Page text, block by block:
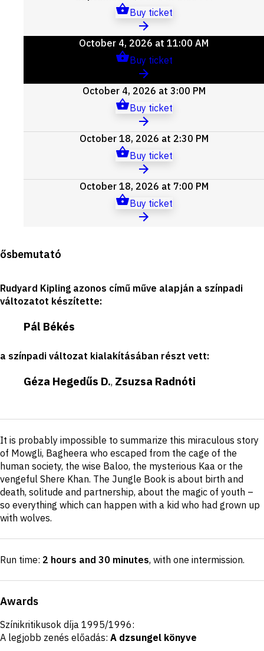
Buy ticket
October 4, 2026 at 11:00 AM
Buy ticket
October 4, 2026 at 3:00 PM
Buy ticket
October 18, 2026 at 2:30 PM
Buy ticket
October 18, 2026 at 7:00 PM
Buy ticket
Production
details
ősbemutató
Rudyard Kipling azonos című műve alapján a színpadi
változatot készítette:
Pál Békés
a színpadi változat kialakításában részt vett:
Géza Hegedűs D., Zsuzsa Radnóti
Short
description
It is probably impossible to summarize this miraculous story
of Mowgli, Bagheera who escaped from the cage of the
human society, the wise Baloo, the mysterious Kaa or the
vengeful Shere Khan. The Jungle Book is about birth and
death, solitude and partnership, about the magic of youth –
so everything which can happen with a kid who had grown up
with wolves.
Run time: 2 hours and 30 minutes, with one intermission.
Awards
Színikritikusok díja 1995/1996:
A legjobb zenés előadás: A dzsungel könyve